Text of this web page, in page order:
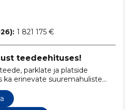
1 821 175 €
teedeehituses!
parklate ja platside
ka erinevate suuremahuliste